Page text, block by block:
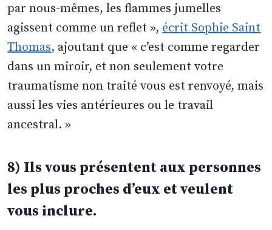
par nous-mêmes, les flammes jumelles
agissent comme un reflet », écrit Sophie Saint
Thomas, ajoutant que « c’est comme regarder
dans un miroir, et non seulement votre
traumatisme non traité vous est renvoyé, mais
aussi les vies antérieures ou le travail
ancestral. »
8) Ils vous présentent aux personnes
les plus proches d’eux et veulent
vous inclure.